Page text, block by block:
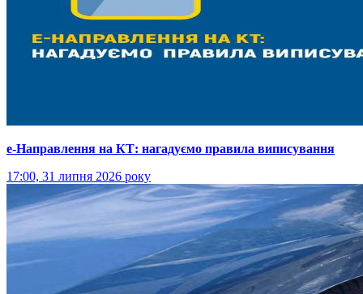
е-Направлення на КТ: нагадуємо правила виписування
17:00, 31 липня 2026 року